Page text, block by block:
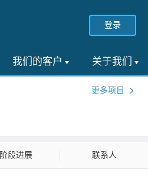
登录
我们的客户 关于我们
更多项目
阶段进展 联系人